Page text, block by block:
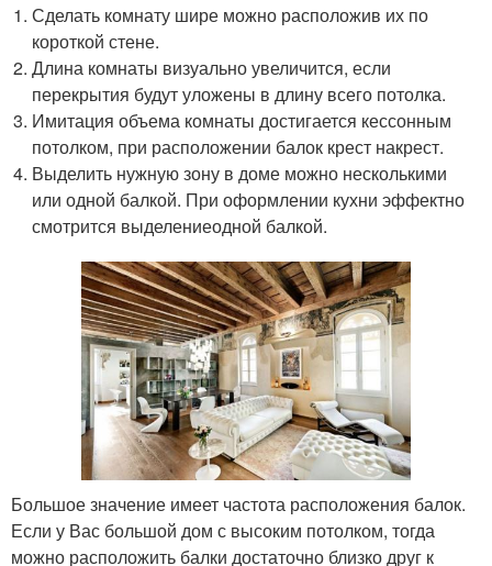
Сделать комнату шире можно расположив их по
короткой стене.
Длина комнаты визуально увеличится, если
перекрытия будут уложены в длину всего потолка.
Имитация объема комнаты достигается кессонным
потолком, при расположении балок крест накрест.
Выделить нужную зону в доме можно несколькими
или одной балкой. При оформлении кухни эффектно
смотрится выделениеодной балкой.
Большое значение имеет частота расположения балок.
Если у Вас большой дом с высоким потолком, тогда
можно расположить балки достаточно близко друг к